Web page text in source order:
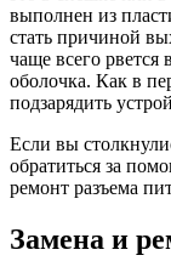
выполнен из
стать причиной
чаще всего рвется
оболочка. Как в
подзарядить
Если вы
обратиться за
ремонт разъема
Замена и